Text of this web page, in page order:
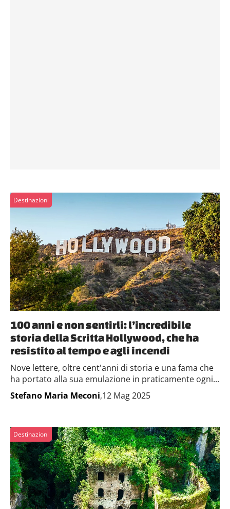
Destinazioni
100 anni e non sentirli: l’incredibile
storia della Scritta Hollywood, che ha
resistito al tempo e agli incendi
Nove lettere, oltre cent'anni di storia e una fama che
ha portato alla sua emulazione in praticamente ogni...
Stefano Maria Meconi,12 Mag 2025
Destinazioni